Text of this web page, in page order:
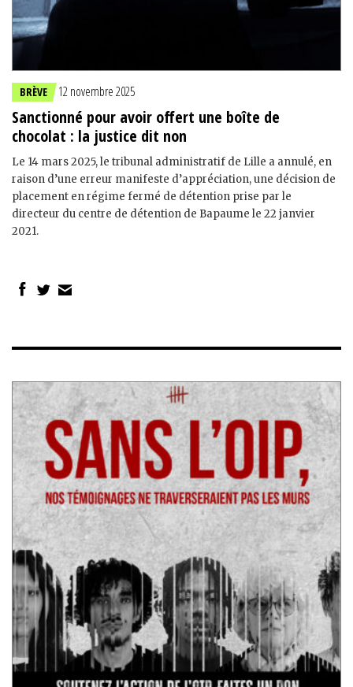
BRÈVE 12 novembre 2025
Sanctionné pour avoir offert une boîte de
chocolat : la justice dit non
Le 14 mars 2025, le tribunal administratif de Lille a annulé, en
raison d’une erreur manifeste d’appréciation, une décision de
placement en régime fermé de détention prise par le
directeur du centre de détention de Bapaume le 22 janvier
2021.